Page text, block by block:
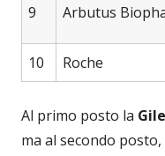
9 Arbutus
10 Roche
Al primo posto la
ma al secondo